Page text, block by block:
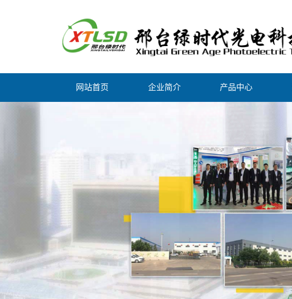
网站首页 企业简介 产品中心